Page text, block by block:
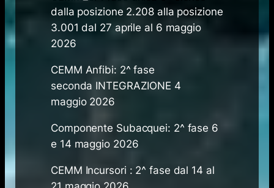
dalla posizione 2.208 alla posizione
3.001 dal 27 aprile al 6 maggio ​
2026
CEMM Anfibi: 2^ fase
seconda INTEGRAZIONE 4
maggio 2026
Componente Subacquei: 2^ fase 6
e 14 maggio 2026
CEMM Incursori : 2^ fase dal 14 al